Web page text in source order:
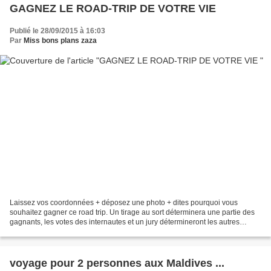
GAGNEZ LE ROAD-TRIP DE VOTRE VIE
Publié le 28/09/2015 à 16:03
Par Miss bons plans zaza
Laissez vos coordonnées + déposez une photo + dites pourquoi vous
souhaitez gagner ce road trip. Un tirage au sort déterminera une partie des
gagnants, les votes des internautes et un jury détermineront les autres
voyage pour 2 personnes aux Maldives ...